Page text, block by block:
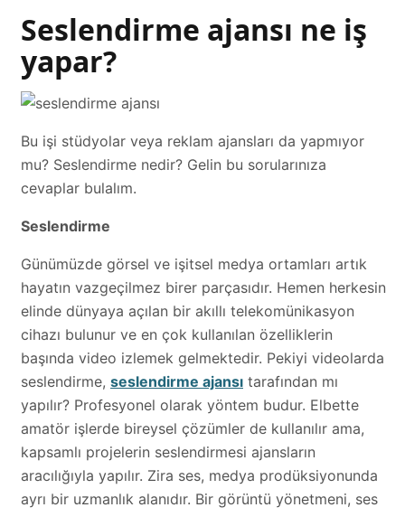
Seslendirme ajansı ne iş
yapar?
Bu işi stüdyolar veya reklam ajansları da yapmıyor
mu? Seslendirme nedir? Gelin bu sorularınıza
cevaplar bulalım.
Seslendirme
Günümüzde görsel ve işitsel medya ortamları artık
hayatın vazgeçilmez birer parçasıdır. Hemen herkesin
elinde dünyaya açılan bir akıllı telekomünikasyon
cihazı bulunur ve en çok kullanılan özelliklerin
başında video izlemek gelmektedir. Pekiyi videolarda
seslendirme, seslendirme ajansı tarafından mı
yapılır? Profesyonel olarak yöntem budur. Elbette
amatör işlerde bireysel çözümler de kullanılır ama,
kapsamlı projelerin seslendirmesi ajansların
aracılığıyla yapılır. Zira ses, medya prodüksiyonunda
ayrı bir uzmanlık alanıdır. Bir görüntü yönetmeni, ses